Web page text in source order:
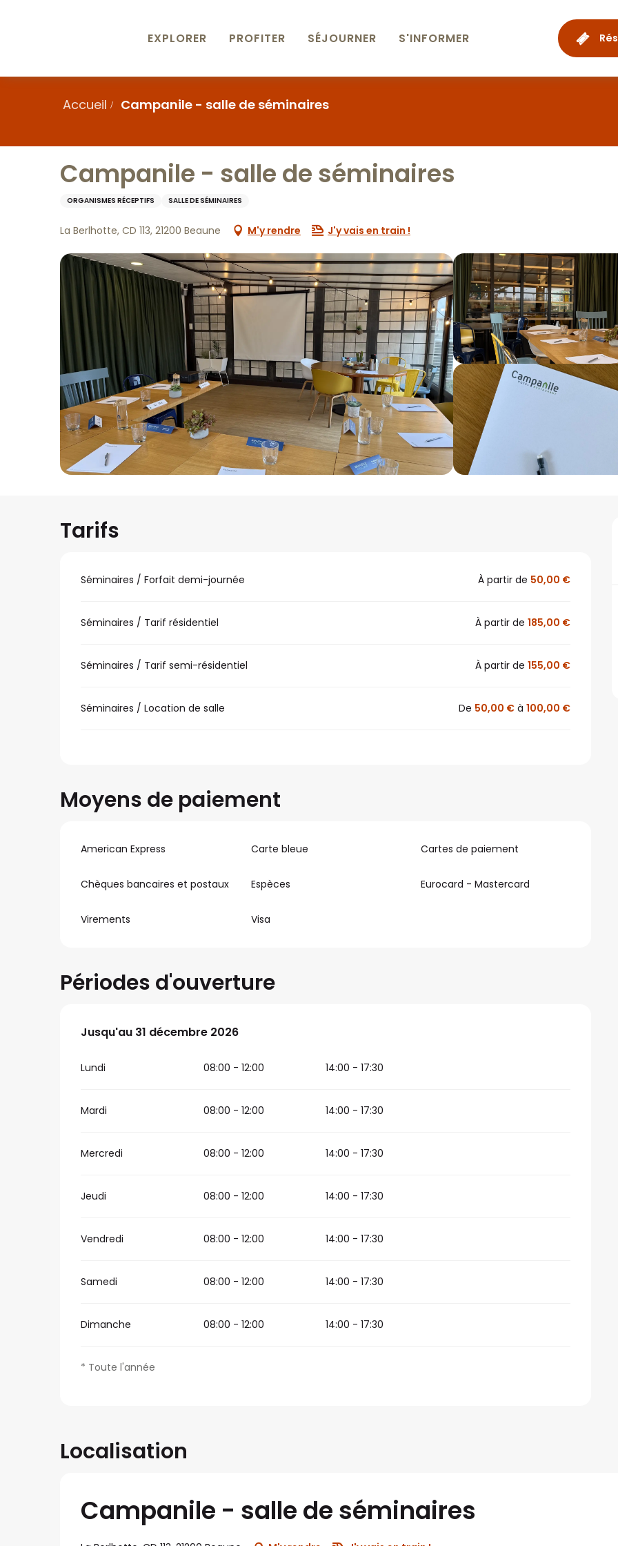
EXPLORER PROFITER SÉJOURNER S'INFORMER
Accueil Campanile - salle de séminaires
Campanile - salle de séminaires
ORGANISMES RÉCEPTIFS SALLE DE SÉMINAIRES
La Berlhotte, CD 113, 21200 Beaune M'y rendre J'y vais en train !
Tarifs
Séminaires / Forfait demi-journée À partir de 50,00 €
Séminaires / Tarif résidentiel À partir de185,00 €
Séminaires / Tarif semi-résidentiel À partir de155,00 €
Séminaires / Location de salle De 50,00 € à100,00 €
Moyens de paiement
American Express Carte bleue Cartes de paiement
Chèques bancaires et postaux Espèces Eurocard - Mastercard
Virements Visa
Périodes d'ouverture
Du27 avril 2026au31 décembre 2026
Jusqu'au 31 décembre 2026
Lundi 08:00 - 12:00 14:00 - 17:30
Mardi 08:00 - 12:00 14:00 - 17:30
Mercredi 08:00 - 12:00 14:00 - 17:30
Jeudi 08:00 - 12:00 14:00 - 17:30
Vendredi 08:00 - 12:00 14:00 - 17:30
Samedi 08:00 - 12:00 14:00 - 17:30
Dimanche 08:00 - 12:00 14:00 - 17:30
* Toute l'année
Localisation
Campanile - salle de séminaires